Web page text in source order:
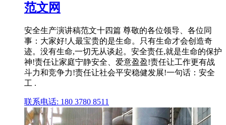
范文网
安全生产演讲稿范文十四篇 尊敬的各位领导、各位同
事：大家好!人最宝贵的是生命。只有生命才会创造奇
迹。没有生命,一切无从谈起。安全责任,就是生命的保护
神!责任让家庭宁静安全、爱意盈盈!责任让工作更有战
斗力和竞争力!责任让社会平安稳健发展!一句话：安全
工 .
联系电话: 180 3780 8511